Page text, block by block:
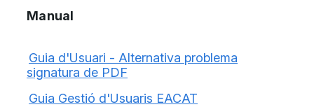
Manual
Guia d'Usuari - Alternativa problema
signatura de PDF
Guia Gestió d'Usuaris EACAT